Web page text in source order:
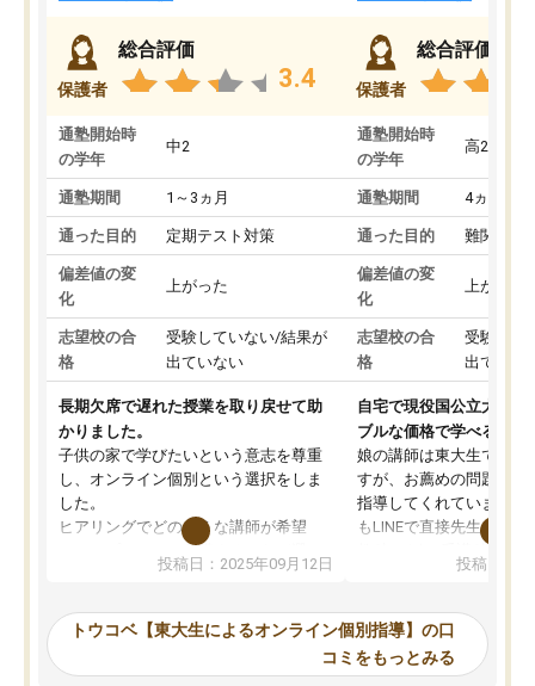
保護者
総合評価
3.4
通塾開始時
の学年
中2
通塾期間 1～3ヵ月
通った目的 定期テスト対策
偏差値の変
化
上がった
志望校の合
格
受験していない/結果が
出ていない
長期欠席で遅れた授業を取り戻せて助
かりました。
子供の家で学びたいという意志を尊重
し、オンライン個別という選択をしま
した。
ヒアリングでどのような講師が希望
か、オプションは付帯するかなど選ぶ
事が出来ました。
ーティングを行い、その講師で良いか
見てから講師を決定する事ができま
投稿日：2025年09月12日
保護者
総合評価
通塾開始時
の学年
高2
通塾期間 4ヵ月～1
通った目的 難関私立
偏差値の変
化
上がった
志望校の合
格
受験して
出ていな
自宅で現役国公立大学生
ブルな価格で学べる
娘の講師は東大生では無
すが、お薦めの問題集や
指導してくれています。
もLINEで直接先生に質問
めれるので、個人に合
いなのがあり(有料)、受
ことをどんなスケジュー
くか相談したのですが、
投稿日：
トウコベ【東大生によるオンライン個別指導】の口
コミをもっとみる